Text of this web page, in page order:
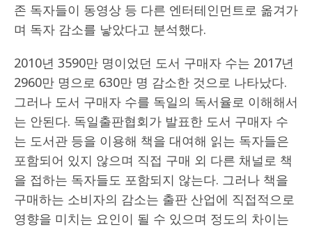
존 독자들이 동영상 등 다른 엔터테인먼트로 옮겨가
며 독자 감소를 낳았다고 분석했다.
2010년 3590만 명이었던 도서 구매자 수는 2017년
2960만 명으로 630만 명 감소한 것으로 나타났다.
그러나 도서 구매자 수를 독일의 독서율로 이해해서
는 안된다. 독일출판협회가 발표한 도서 구매자 수
는 도서관 등을 이용해 책을 대여해 읽는 독자들은
포함되어 있지 않으며 직접 구매 외 다른 채널로 책
을 접하는 독자들도 포함되지 않는다. 그러나 책을
구매하는 소비자의 감소는 출판 산업에 직접적으로
영향을 미치는 요인이 될 수 있으며 정도의 차이는